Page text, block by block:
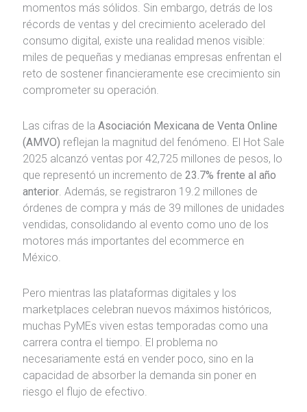
momentos más sólidos. Sin embargo, detrás de los
récords de ventas y del crecimiento acelerado del
consumo digital, existe una realidad menos visible:
miles de pequeñas y medianas empresas enfrentan el
reto de sostener financieramente ese crecimiento sin
comprometer su operación.
Las cifras de la Asociación Mexicana de Venta Online
(AMVO) reflejan la magnitud del fenómeno. El Hot Sale
2025 alcanzó ventas por 42,725 millones de pesos, lo
que representó un incremento de 23.7% frente al año
anterior. Además, se registraron 19.2 millones de
órdenes de compra y más de 39 millones de unidades
vendidas, consolidando al evento como uno de los
motores más importantes del ecommerce en
México.
Pero mientras las plataformas digitales y los
marketplaces celebran nuevos máximos históricos,
muchas PyMEs viven estas temporadas como una
carrera contra el tiempo. El problema no
necesariamente está en vender poco, sino en la
capacidad de absorber la demanda sin poner en
riesgo el flujo de efectivo.